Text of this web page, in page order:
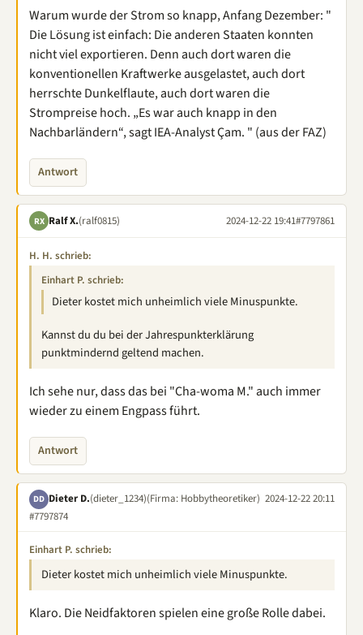
Warum wurde der Strom so knapp, Anfang Dezember: "
Die Lösung ist einfach: Die anderen Staaten konnten
nicht viel exportieren. Denn auch dort waren die
konventionellen Kraftwerke ausgelastet, auch dort
herrschte Dunkelflaute, auch dort waren die
Strompreise hoch. „Es war auch knapp in den
Nachbarländern“, sagt IEA-Analyst Çam. " (aus der FAZ)
Antwort
RX Ralf X.(ralf0815) 2024-12-22 19:41#7797861
H. H. schrieb:
Einhart P. schrieb:
Dieter kostet mich unheimlich viele Minuspunkte.
Kannst du du bei der Jahrespunkterklärung
punktmindernd geltend machen.
Ich sehe nur, dass das bei "Cha-woma M." auch immer
wieder zu einem Engpass führt.
Antwort
DD Dieter D.(dieter_1234)(Firma: Hobbytheoretiker) 2024-12-22 20:11
#7797874
Einhart P. schrieb:
Dieter kostet mich unheimlich viele Minuspunkte.
Klaro. Die Neidfaktoren spielen eine große Rolle dabei.